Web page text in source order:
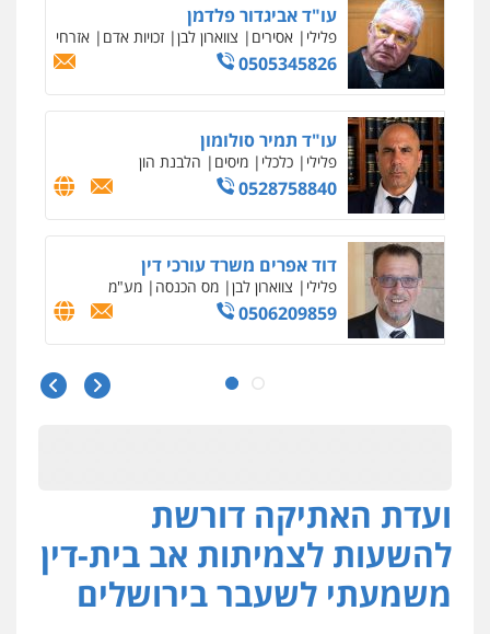
עורך דין תמיר אלטיט
פלילי תעבורה
0545577862
עו"ד יוסי חמצני
כלכלי צווארון לבן פשיעה כלכלית
מס הלבנת הון
גיל דביר – משרד עורכי דין
פלילי פשיעה כלכלית צווארון לבן
0506217771
עו"ד תמיר סולומון
פלילי כלכלי מיסים הלבנת הון
0528758840
ועדת האתיקה דורשת
להשעות לצמיתות אב בית-דין
משמעתי לשעבר בירושלים